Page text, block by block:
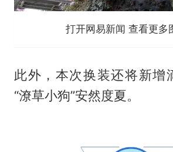
打开网易新闻 查看更多
此外，本次换装还将新增
“潦草小狗”安然度夏。